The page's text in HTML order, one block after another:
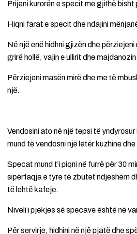
Prijeni kurorën e specit me gjithë bisht
Hiqni farat e specit dhe ndajini
Në një enë hidhni gjizën dhe përziejeni
grirë hollë, vajin e ullirit dhe
Përziejeni masën mirë dhe me të
një.
Vendosini ato në një tepsi të
mund të vendosni një letër kuzhine
Specat mund t’i piqni në furrë për 30
sipërfaqja e tyre të zbutet ndjeshëm
të lehtë kafeje.
Niveli i pjekjes së specave është në
Për servirje, hidhini në një pjatë dhe